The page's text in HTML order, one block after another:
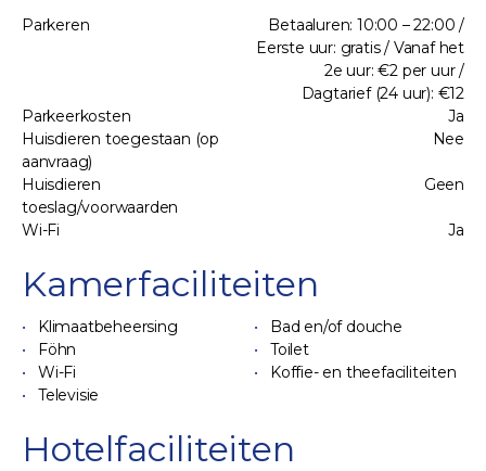
Parkeren
Betaaluren: 10:00 – 22:00 /
Eerste uur: gratis / Vanaf het
2e uur: €2 per uur /
Dagtarief (24 uur): €12
Parkeerkosten
Ja
Huisdieren toegestaan (op
aanvraag)
Nee
Huisdieren
toeslag/voorwaarden
Geen
Wi-Fi Ja
Kamerfaciliteiten
Klimaatbeheersing
Bad en/of douche
Föhn
Toilet
Wi-Fi
Koffie- en theefaciliteiten
Televisie
Hotelfaciliteiten